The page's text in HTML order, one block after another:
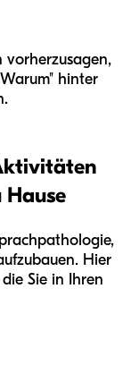
vorherzusagen,
hinter
Hier
Sie in Ihren